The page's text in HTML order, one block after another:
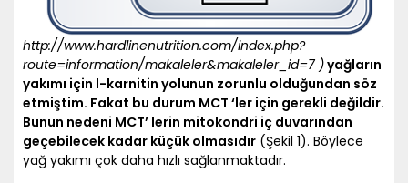
http://www.hardlinenutrition.com/index.php?
route=information/makaleler&makaleler_id=7 )yağların
yakımı için l-karnitin yolunun zorunlu olduğundan söz
etmiştim. Fakat bu durum MCT ‘ler için gerekli değildir.
Bunun nedeni MCT’ lerin mitokondri iç duvarından
geçebilecek kadar küçük olmasıdır (Şekil 1). Böylece
yağ yakımı çok daha hızlı sağlanmaktadır.